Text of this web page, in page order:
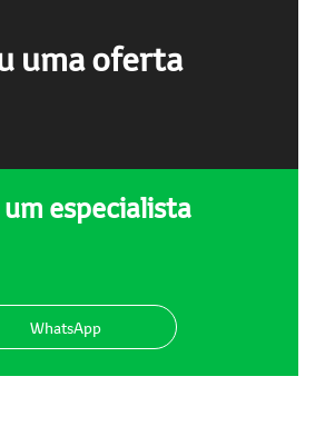
uma oferta
um especialista
WhatsApp